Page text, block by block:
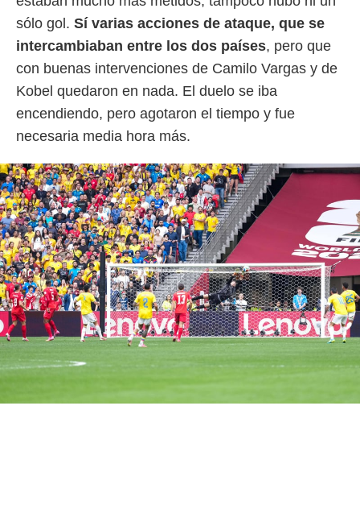
e
mediante
publicidad
publicidad
de
1199
sólo gol. Sí varias acciones de ataque, que se
intercambiaban entre los dos países, pero que
con buenas intervenciones de Camilo Vargas y de
Kobel quedaron en nada. El duelo se iba
encendiendo, pero agotaron el tiempo y fue
necesaria media hora más.